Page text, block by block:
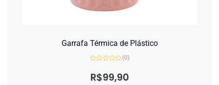
Garrafa Térmica de Plástico
de
(0)
R$99,90